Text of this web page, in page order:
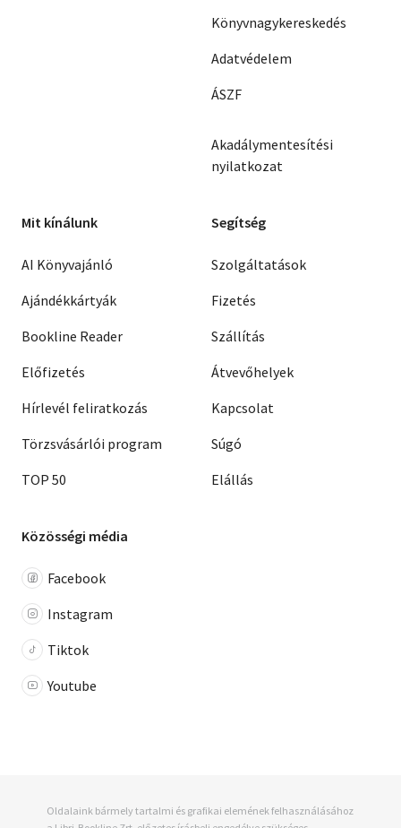
Könyvnagykereskedés
Adatvédelem
ÁSZF
Akadálymentesítési
nyilatkozat
Mit kínálunk
AI Könyvajánló
Ajándékkártyák
Bookline Reader
Előfizetés
Hírlevél feliratkozás
Törzsvásárlói program
TOP 50
Segítség
Szolgáltatások
Fizetés
Szállítás
Átvevőhelyek
Kapcsolat
Súgó
Elállás
Közösségi média
Facebook
Instagram
Tiktok
Youtube
Oldalaink bármely tartalmi és grafikai elemének felhasználásához